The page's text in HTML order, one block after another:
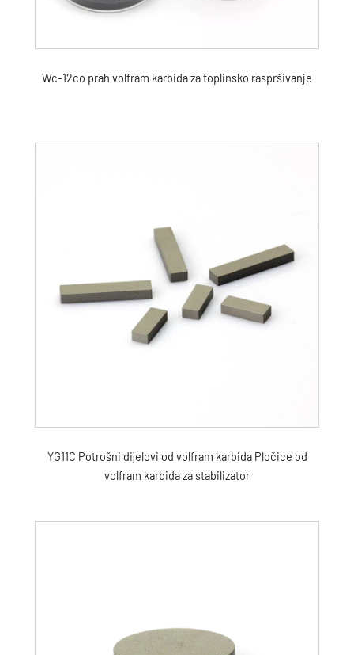
Wc-12co prah volfram karbida za toplinsko raspršivanje
YG11C Potrošni dijelovi od volfram karbida Pločice od
volfram karbida za stabilizator